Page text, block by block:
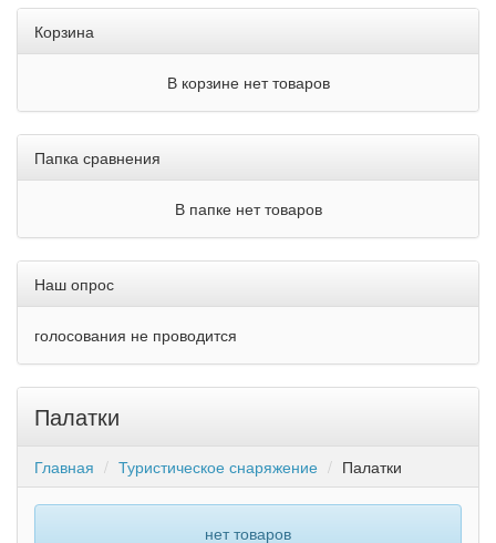
Корзина
В корзине нет товаров
Папка сравнения
В папке нет товаров
Наш опрос
голосования не проводится
Палатки
Главная Туристическое снаряжение Палатки
нет товаров